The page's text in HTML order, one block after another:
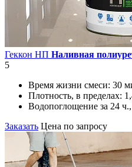
Геккон НП Наливная
5
Время жизни смеси: 30
Плотность, в пределах:
Водопоглощение за 24
Заказать Цена по запросу